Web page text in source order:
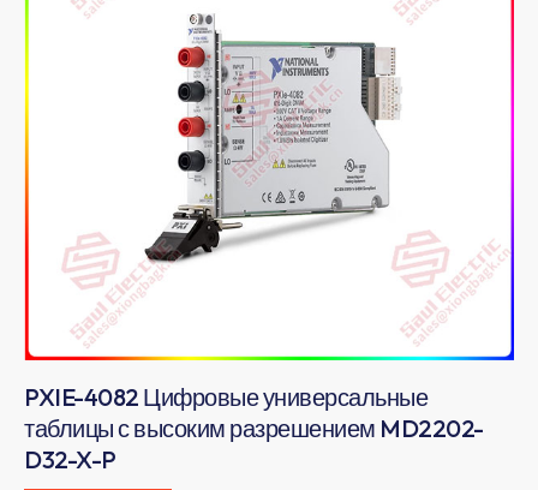
PXIE-4082 Цифровые универсальные
таблицы с высоким разрешением MD2202-
D32-X-P